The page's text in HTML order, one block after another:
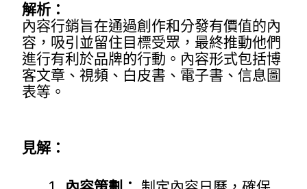
解析：
內容行銷旨在通過創作和分發有價值的內
容，吸引並留住目標受眾，最終推動他們
進行有利於品牌的行動。內容形式包括博
客文章、視頻、白皮書、電子書、信息圖
表等。
見解：